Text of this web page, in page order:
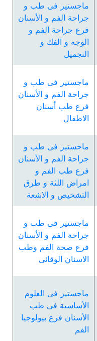
ماجستير فى طب و
جراحة الفم و الأسنان
فرع جراحة الفم و
الوجه و الفك و
التجميل
ماجستير فى طب و
جراحة الفم و الأسنان
فرع طب أسنان
الاطفال
ماجستير فى طب و
جراحة الفم و الأسنان
فرع طب الفم و
امراض اللثة و طرق
التشخيص و الاشعة
ماجستير فى طب و
جراحة الفم و الأسنان
فرع صحة الفم وطب
الاسنان الوقائى
ماجستير فى العلوم
الأساسية فى طب
الأسنان فرع بيولوجيا
الفم